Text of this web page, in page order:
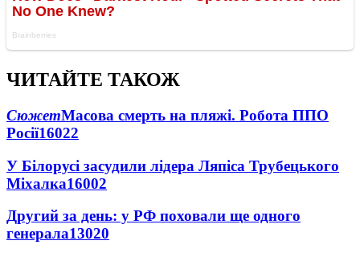
ЧИТАЙТЕ ТАКОЖ
СюжетМасова смерть на пляжі. Робота ППО
Росії16022
У Білорусі засудили лідера Ляпіса Трубецького
Міхалка16002
Другий за день: у РФ поховали ще одного
генерала13020